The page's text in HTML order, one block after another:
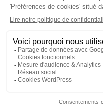
zones géothermiques
São Miguel, les
les voyageurs en quête
culminant à plus de 2
également les amateurs
bains dans les sources